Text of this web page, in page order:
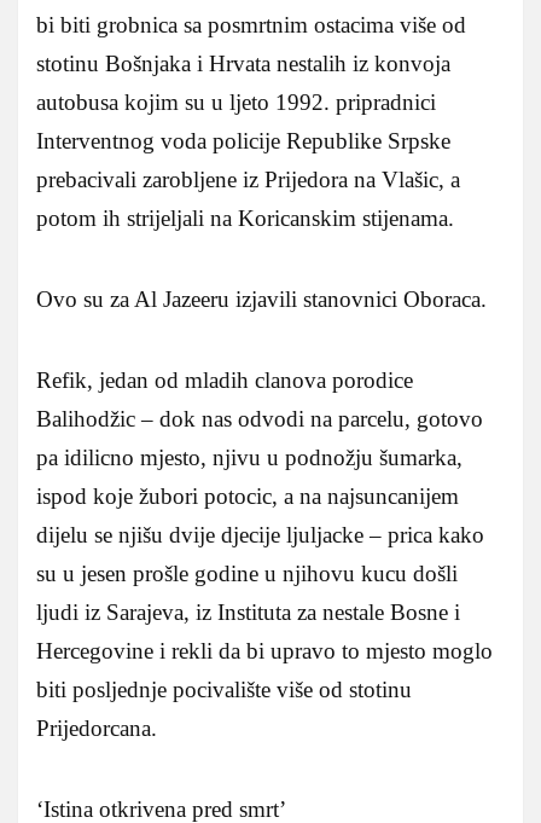
bi biti grobnica sa posmrtnim ostacima više od
stotinu Bošnjaka i Hrvata nestalih iz konvoja
autobusa kojim su u ljeto 1992. pripradnici
Interventnog voda policije Republike Srpske
prebacivali zarobljene iz Prijedora na Vlašic, a
potom ih strijeljali na Koricanskim stijenama.
Ovo su za Al Jazeeru izjavili stanovnici Oboraca.
Refik, jedan od mladih clanova porodice
Balihodžic – dok nas odvodi na parcelu, gotovo
pa idilicno mjesto, njivu u podnožju šumarka,
ispod koje žubori potocic, a na najsuncanijem
dijelu se njišu dvije djecije ljuljacke – prica kako
su u jesen prošle godine u njihovu kucu došli
ljudi iz Sarajeva, iz Instituta za nestale Bosne i
Hercegovine i rekli da bi upravo to mjesto moglo
biti posljednje pocivalište više od stotinu
Prijedorcana.
‘Istina otkrivena pred smrt’